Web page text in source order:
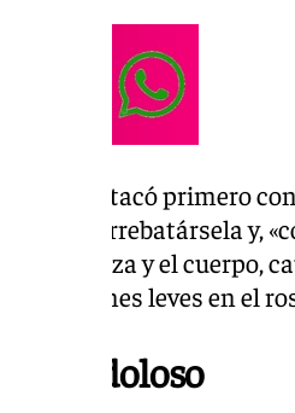
víctima atacó primero
arrebatársela y,
en la cabeza y el cuerpo,
lesiones leves en el
doloso